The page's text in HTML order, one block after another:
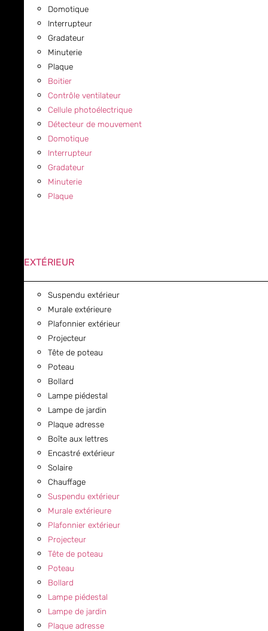
Domotique
Interrupteur
Gradateur
Minuterie
Plaque
Boitier
Contrôle ventilateur
Cellule photoélectrique
Détecteur de mouvement
Domotique
Interrupteur
Gradateur
Minuterie
Plaque
EXTÉRIEUR
Suspendu extérieur
Murale extérieure
Plafonnier extérieur
Projecteur
Tête de poteau
Poteau
Bollard
Lampe piédestal
Lampe de jardin
Plaque adresse
Boîte aux lettres
Encastré extérieur
Solaire
Chauffage
Suspendu extérieur
Murale extérieure
Plafonnier extérieur
Projecteur
Tête de poteau
Poteau
Bollard
Lampe piédestal
Lampe de jardin
Plaque adresse